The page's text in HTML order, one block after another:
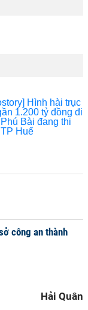
công an thành
Hải Quân